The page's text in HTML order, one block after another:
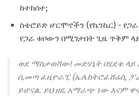
ከተከሰተ;
ስቴሮይድ ሆርሞኖችን (የኬንኬር) -
የጋራ ቱቦውን በሚገታበት ጊዜ ጥቅም
ወደ ማስታወሻው! መድሃኒት በሂደቱ ላይ
ሲመጣ ፊዚዮራፒ (ኤሌክትሮፊሸሬስ,
ይሆናል. ይህ ዘዴ አማራጭ ነው እናም